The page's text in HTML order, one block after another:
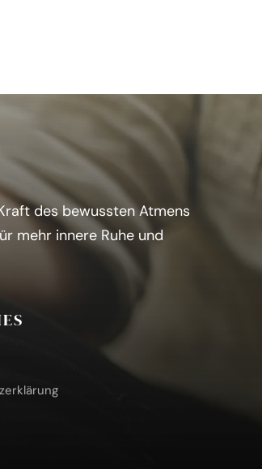
des bewussten Atmens
mehr innere Ruhe und